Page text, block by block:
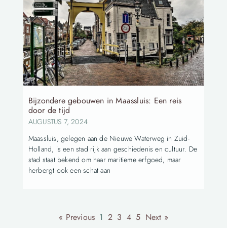
Bijzondere gebouwen in Maassluis: Een reis
door de tijd
AUGUSTUS 7, 2024
Maassluis, gelegen aan de Nieuwe Waterweg in Zuid-
Holland, is een stad rijk aan geschiedenis en cultuur. De
stad staat bekend om haar maritieme erfgoed, maar
herbergt ook een schat aan
« Previous 1 2 3 4 5 Next »